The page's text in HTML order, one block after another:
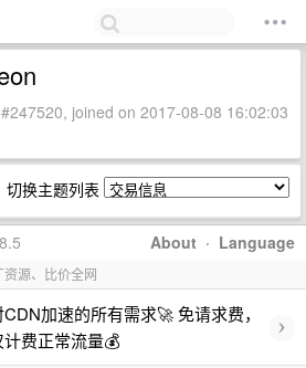
joined on 2017-08-08 16:02:03
切换主题列表
About · Language
源、比价全网
加速的所有需求🚀 免请求费，
费正常流量💰
›